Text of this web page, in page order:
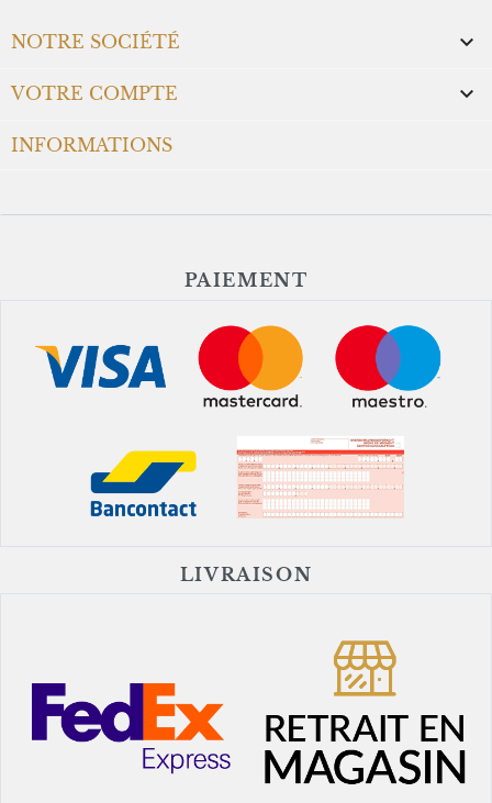
NOTRE SOCIÉTÉ 
VOTRE COMPTE 
INFORMATIONS
PAIEMENT
LIVRAISON